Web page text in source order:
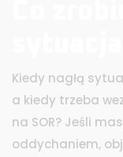
Kiedy nagłą
a kiedy trzeba
na SOR? Jeśli
oddychaniem,